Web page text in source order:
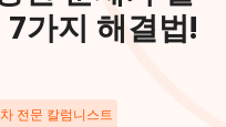
가지 해결법!
전문 칼럼니스트